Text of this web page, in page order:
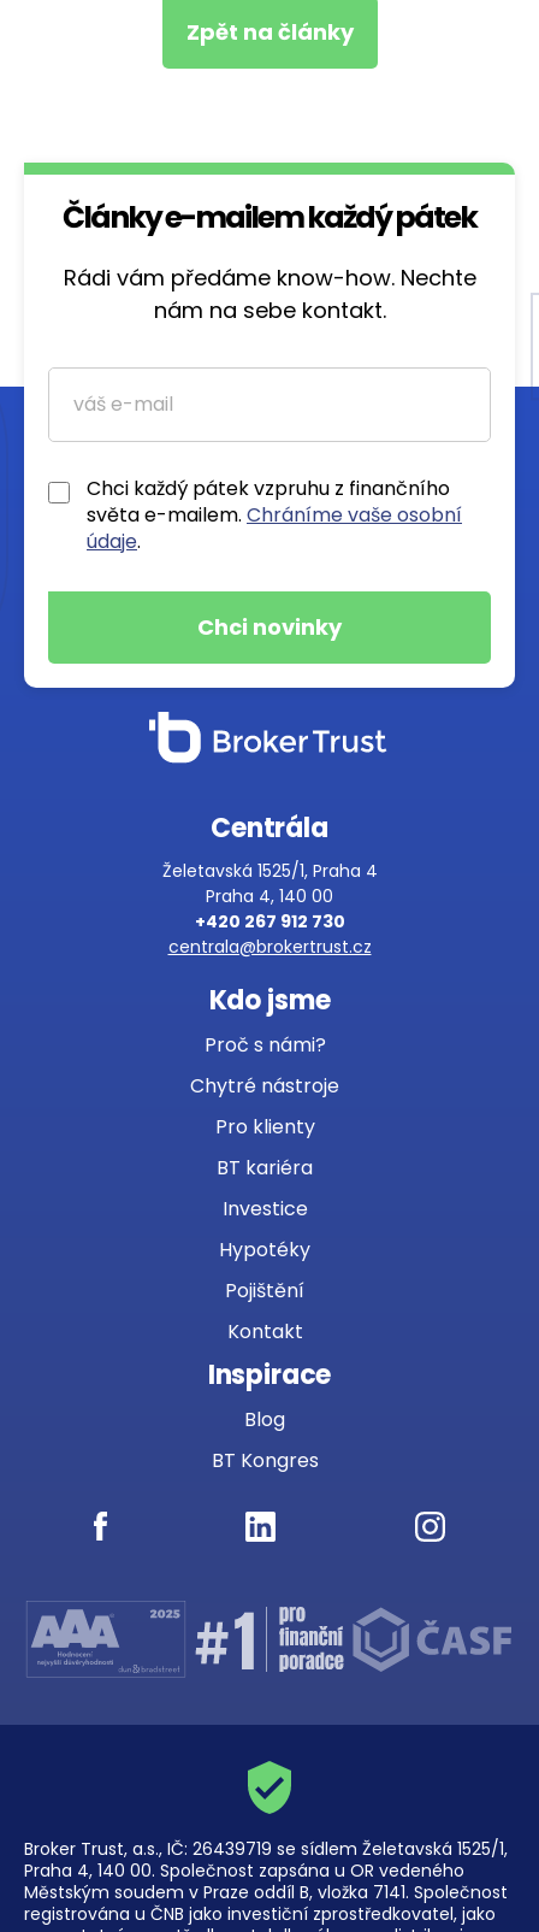
Zpět na články
Články e-mailem každý pátek
Rádi vám předáme know-how. Nechte
nám na sebe kontakt.
Chci každý pátek vzpruhu z finančního
světa e-mailem. Chráníme vaše osobní
údaje.
Centrála
Želetavská 1525/1, Praha 4
Praha 4, 140 00
+420 267 912 730
centrala@brokertrust.cz
Kdo jsme
Proč s námi?
Chytré nástroje
Pro klienty
BT kariéra
Investice
Hypotéky
Pojištění
Kontakt
Inspirace
Blog
BT Kongres
Broker Trust, a.s., IČ: 26439719 se sídlem Želetavská 1525/1,
Praha 4, 140 00. Společnost zapsána u OR vedeného
Městským soudem v Praze oddíl B, vložka 7141. Společnost
registrována u ČNB jako investiční zprostředkovatel, jako